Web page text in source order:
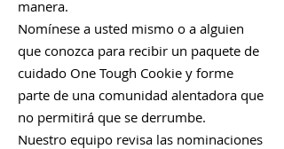
manera.
Nomínese a usted mismo o a alguien
que conozca para recibir un paquete de
cuidado One Tough Cookie y forme
parte de una comunidad alentadora que
no permitirá que se derrumbe.
Nuestro equipo revisa las nominaciones